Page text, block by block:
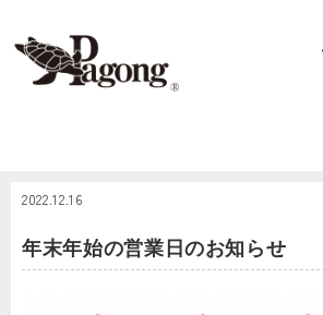
2022.12.16
年末年始の営業日のお知らせ